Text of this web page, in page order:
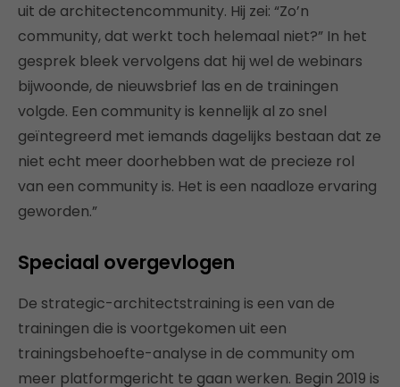
uit de architectencommunity. Hij zei: “Zo’n
community, dat werkt toch helemaal niet?” In het
gesprek bleek vervolgens dat hij wel de webinars
bijwoonde, de nieuwsbrief las en de trainingen
volgde. Een community is kennelijk al zo snel
geïntegreerd met iemands dagelijks bestaan dat ze
niet echt meer doorhebben wat de precieze rol
van een community is. Het is een naadloze ervaring
geworden.”
Speciaal overgevlogen
De strategic-architectstraining is een van de
trainingen die is voortgekomen uit een
trainingsbehoefte-analyse in de community om
meer platformgericht te gaan werken. Begin 2019 is